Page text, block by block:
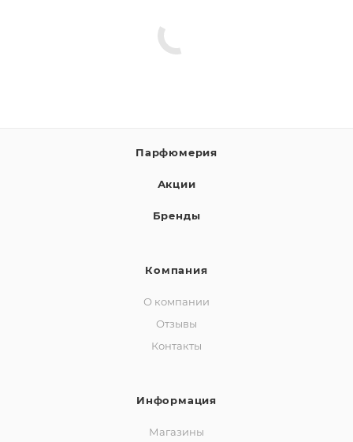
Парфюмерия
Акции
Бренды
Компания
О компании
Отзывы
Контакты
Информация
Магазины